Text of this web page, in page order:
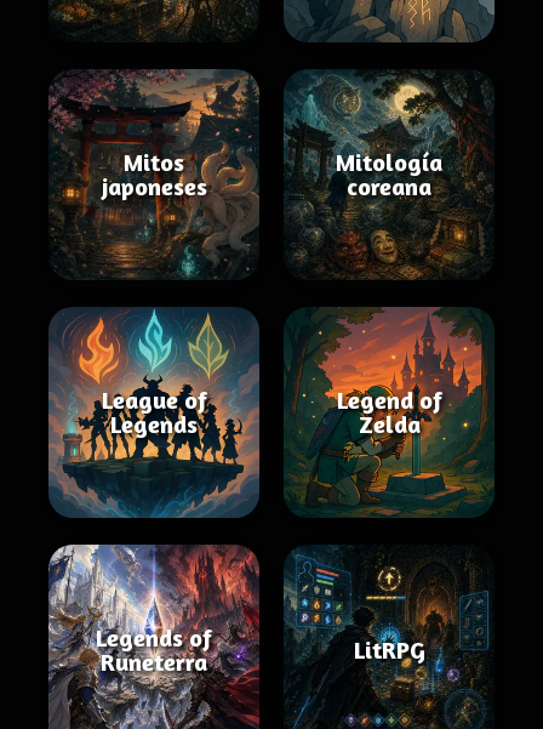
Mitos
japoneses
Mitología
coreana
League of
Legends
Legend of
Zelda
Legends of
Runeterra
LitRPG